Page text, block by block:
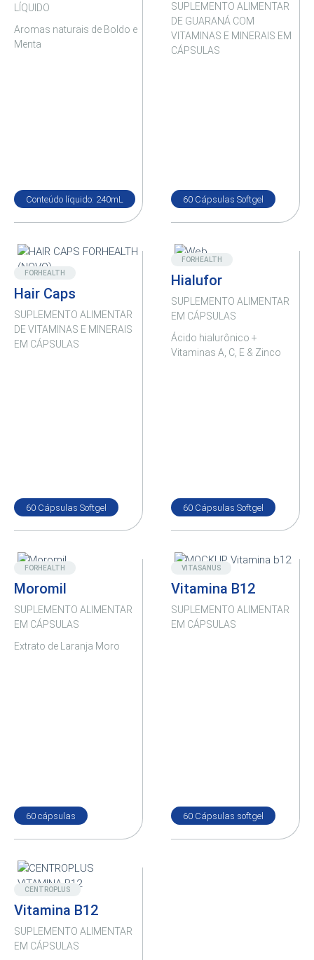
LÍQUIDO
Aromas naturais de Boldo e
Menta
Conteúdo líquido: 240mL
SUPLEMENTO ALIMENTAR
DE GUARANÁ COM
VITAMINAS E MINERAIS EM
CÁPSULAS
60 Cápsulas Softgel
Destaque
FORHEALTH
Hair Caps
SUPLEMENTO ALIMENTAR
DE VITAMINAS E MINERAIS
EM CÁPSULAS
60 Cápsulas Softgel
Destaque
FORHEALTH
Hialufor
SUPLEMENTO ALIMENTAR
EM CÁPSULAS
Ácido hialurônico +
Vitaminas A, C, E & Zinco
60 Cápsulas Softgel
Destaque
FORHEALTH
Moromil
SUPLEMENTO ALIMENTAR
EM CÁPSULAS
Extrato de Laranja Moro
60 cápsulas
Novo
VITASANUS
Vitamina B12
SUPLEMENTO ALIMENTAR
EM CÁPSULAS
60 Cápsulas softgel
Novo
CENTROPLUS
Vitamina B12
SUPLEMENTO ALIMENTAR
EM CÁPSULAS